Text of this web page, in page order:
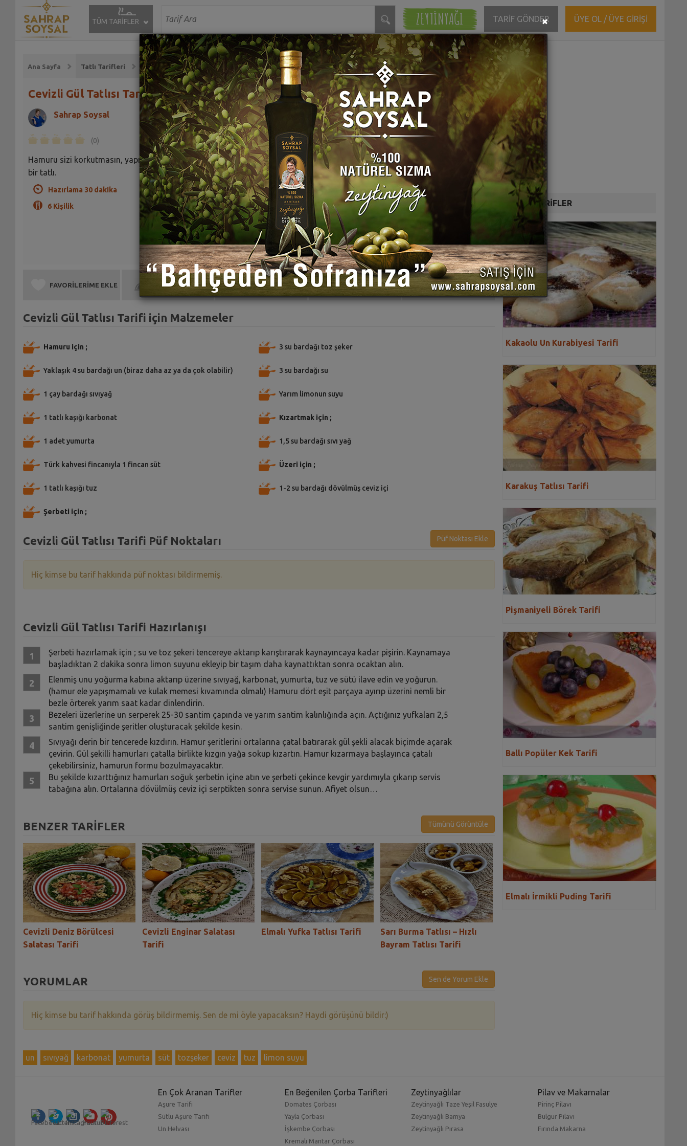
TÜM TARİFLER ZEYTİNYAĞI TARİF GÖNDER ÜYE OL / ÜYE GİRİŞİ
Ana Sayfa Tatlı Tarifleri
Cevizli Gül Tatlısı Tarifi
Sahrap Soysal
(0)
Hamuru sizi korkutmasın, yapımı son derece pratik
bir tatlı.
Hazırlama 30 dakika
6 Kişilik
FAVORİLERİME EKLE BEN DE YAPTIM TARİFE PUAN VER TARİFİ PAYLAŞ TARİFİ YAZDIR
Cevizli Gül Tatlısı Tarifi için Malzemeler
Hamuru için ;
Yaklaşık 4 su bardağı un (biraz daha az ya da çok olabilir)
1 çay bardağı sıvıyağ
1 tatlı kaşığı karbonat
1 adet yumurta
Türk kahvesi fincanıyla 1 fincan süt
1 tatlı kaşığı tuz
Şerbeti için ;
3 su bardağı toz şeker
3 su bardağı su
Yarım limonun suyu
Kızartmak için ;
1,5 su bardağı sıvı yağ
Üzeri için ;
1-2 su bardağı dövülmüş ceviz içi
Cevizli Gül Tatlısı Tarifi Püf Noktaları Püf Noktası Ekle
Hiç kimse bu tarif hakkında püf noktası bildirmemiş.
Cevizli Gül Tatlısı Tarifi Hazırlanışı
Şerbeti hazırlamak için ; su ve toz şekeri tencereye aktarıp karıştırarak kaynayıncaya kadar pişirin. Kaynamaya
başladıktan 2 dakika sonra limon suyunu ekleyip bir taşım daha kaynattıktan sonra ocaktan alın.
Elenmiş unu yoğurma kabına aktarıp üzerine sıvıyağ, karbonat, yumurta, tuz ve sütü ilave edin ve yoğurun.
(hamur ele yapışmamalı ve kulak memesi kıvamında olmalı) Hamuru dört eşit parçaya ayırıp üzerini nemli bir
bezle örterek yarım saat kadar dinlendirin.
Bezeleri üzerlerine un serperek 25-30 santim çapında ve yarım santim kalınlığında açın. Açtığınız yufkaları 2,5
santim genişliğinde şeritler oluşturacak şekilde kesin.
Sıvıyağı derin bir tencerede kızdırın. Hamur şeritlerini ortalarına çatal batırarak gül şekli alacak biçimde açarak
çevirin. Gül şekilli hamurları çatalla birlikte kızgın yağa sokup kızartın. Hamur kızarmaya başlayınca çatalı
çekebilirsiniz, hamurun formu bozulmayacaktır.
Bu şekilde kızarttığınız hamurları soğuk şerbetin içine atın ve şerbeti çekince kevgir yardımıyla çıkarıp servis
tabağına alın. Ortalarına dövülmüş ceviz içi serptikten sonra servise sunun. Afiyet olsun…
BENZER TARİFLER Tümünü Görüntüle
Cevizli Deniz Börülcesi
Salatası Tarifi
Cevizli Enginar Salatası
Tarifi
Elmalı Yufka Tatlısı Tarifi
Sarı Burma Tatlısı – Hızlı
Bayram Tatlısı Tarifi
YORUMLAR Sen de Yorum Ekle
Hiç kimse bu tarif hakkında görüş bildirmemiş. Sen de mi öyle yapacaksın? Haydi görüşünü bildir:)
un sıvıyağ karbonat yumurta süt tozşeker ceviz tuz limon suyu
DİĞER TARİFLER
Kakaolu Un Kurabiyesi Tarifi
Karakuş Tatlısı Tarifi
Pişmaniyeli Börek Tarifi
Ballı Popüler Kek Tarifi
Elmalı İrmikli Puding Tarifi
En Çok Aranan Tarifler
Aşure Tarifi
Sütlü Aşure Tarifi
Un Helvası
En Beğenilen Çorba Tarifleri
Domates Çorbası
Yayla Çorbası
İşkembe Çorbası
Kremalı Mantar Çorbası
Zeytinyağlılar
Zeytinyağlı Taze Yeşil Fasulye
Zeytinyağlı Bamya
Zeytinyağlı Pırasa
Pilav ve Makarnalar
Pirinç Pilavı
Bulgur Pilavı
Fırında Makarna
×Close